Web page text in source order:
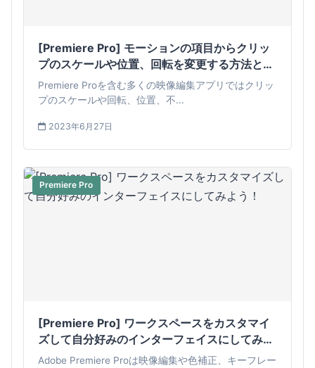
[Premiere Pro] モーションの項目からクリッ
プのスケールや位置、回転を変更する方法と
は？
Premiere Proを含む多くの映像編集アプリではクリッ
プのスケールや回転、位置、不...
2023年6月27日
Premiere Pro
[Premiere Pro] ワークスペースをカスタマイ
ズして自分好みのインターフェイスにしてみよ
う！
Adobe Premiere Proは映像編集や色補正、キーフレー